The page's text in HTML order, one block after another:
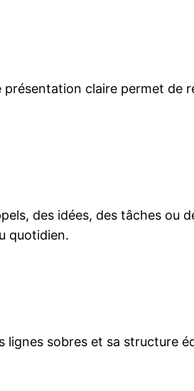
claire permet de
des idées, des tâches ou
quotidien.
lignes sobres et sa structure